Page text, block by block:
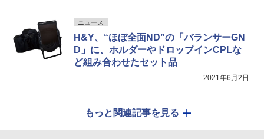
ニュース
H&Y、“ほぼ全面ND”の「バランサーGN
D」に、ホルダーやドロップインCPLな
ど組み合わせたセット品
2021年6月2日
もっと関連記事を見る